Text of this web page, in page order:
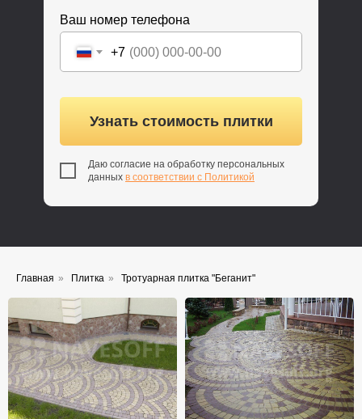
Даю согласие на обработку персональных
данных в соответствии с Политикой
Узнать стоимость плитки
Ваш номер телефона
+7
Главная » Плитка » Тротуарная плитка "Беганит"